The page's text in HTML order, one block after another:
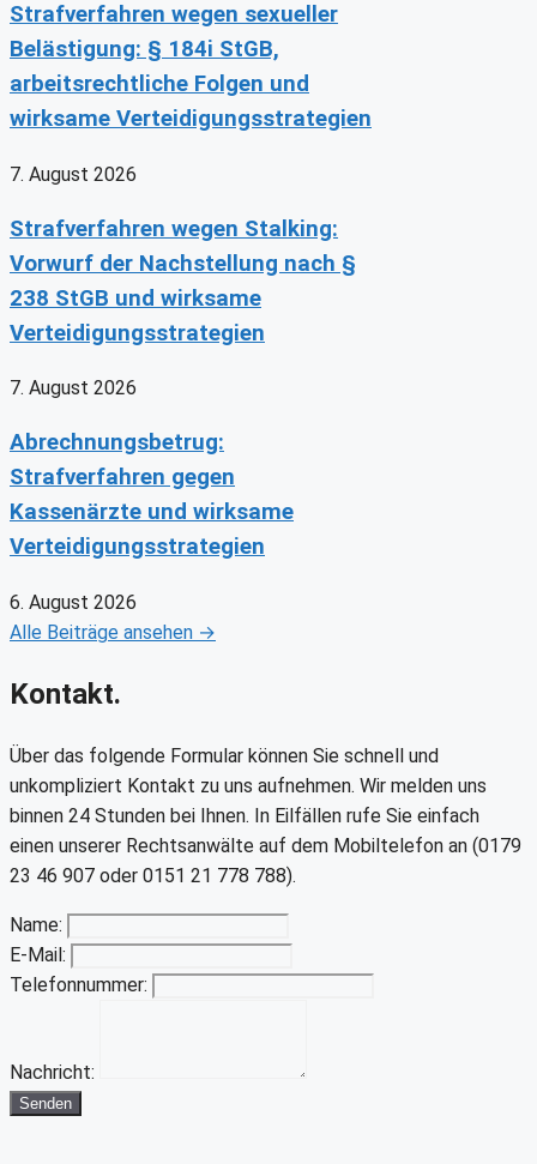
Strafverfahren wegen sexueller
Belästigung: § 184i StGB,
arbeitsrechtliche Folgen und
wirksame Verteidigungsstrategien
7. August 2026
Strafverfahren wegen Stalking:
Vorwurf der Nachstellung nach §
238 StGB und wirksame
Verteidigungsstrategien
7. August 2026
Abrechnungsbetrug:
Strafverfahren gegen
Kassenärzte und wirksame
Verteidigungsstrategien
6. August 2026
Alle Beiträge ansehen →
Kontakt.
Über das folgende Formular können Sie schnell und
unkompliziert Kontakt zu uns aufnehmen. Wir melden uns
binnen 24 Stunden bei Ihnen. In Eilfällen rufe Sie einfach
einen unserer Rechtsanwälte auf dem Mobiltelefon an (0179
23 46 907 oder 0151 21 778 788).
Name:
E-Mail:
Telefonnummer:
Nachricht:
Senden